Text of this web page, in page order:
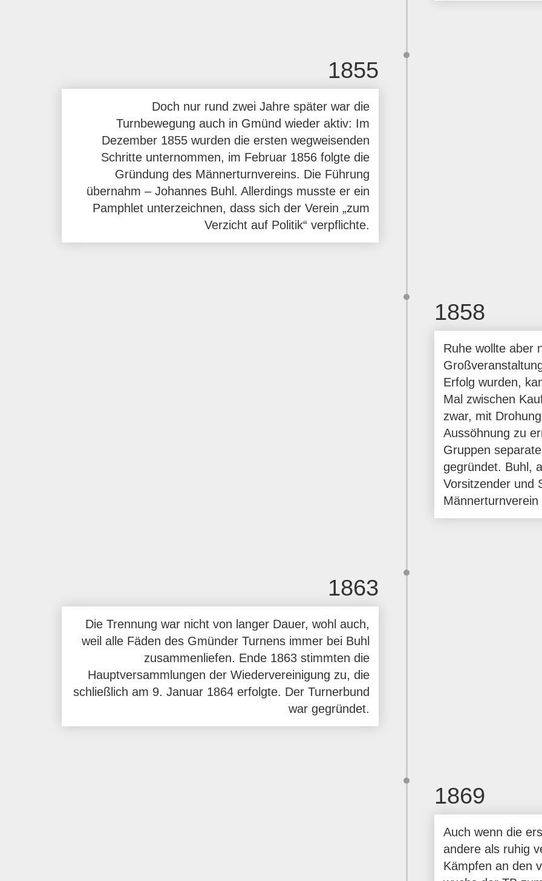
1855
Doch nur rund zwei Jahre später war die
Turnbewegung auch in Gmünd wieder aktiv: Im
Dezember 1855 wurden die ersten wegweisenden
Schritte unternommen, im Februar 1856 folgte die
Gründung des Männerturnvereins. Die Führung
übernahm – Johannes Buhl. Allerdings musste er ein
Pamphlet unterzeichnen, dass sich der Verein „zum
Verzicht auf Politik“ verpflichte.
1858
Ruhe wollte aber
Erfolg wurden,
Mal zwischen
zwar, mit
Aussöhnung zu
Gruppen
gegründet. Buhl,
Vorsitzender und
Männerturnverein
1863
Die Trennung war nicht von langer Dauer, wohl auch,
weil alle Fäden des Gmünder Turnens immer bei Buhl
zusammenliefen. Ende 1863 stimmten die
Hauptversammlungen der Wiedervereinigung zu, die
schließlich am 9. Januar 1864 erfolgte. Der Turnerbund
war gegründet.
1869
Auch wenn die
andere als ruhig
Kämpfen an den